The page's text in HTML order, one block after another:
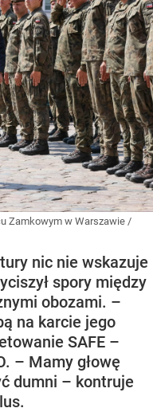
Zamkowym w Warszawie /
nic nie wskazuje
spory między
obozami. –
na karcie jego
SAFE –
– Mamy głowę
dumni – kontruje